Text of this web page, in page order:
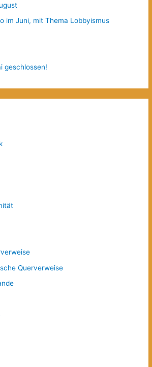
im Juni, mit Thema Lobbyismus
geschlossen!
Querverweise